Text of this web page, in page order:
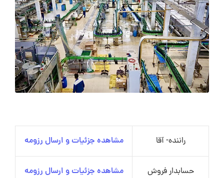
راننده- آقا مشاهده جزئیات و ارسال رزومه
حسابدار فروش مشاهده جزئیات و ارسال رزومه